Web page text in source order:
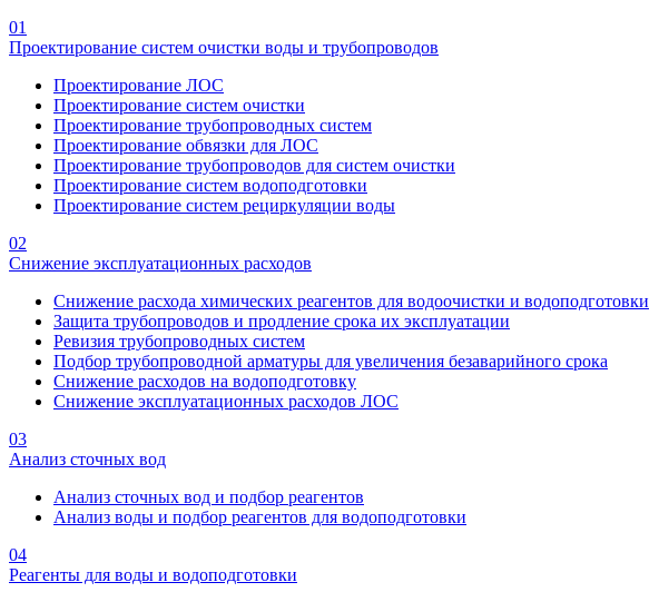
01
Проектирование систем очистки воды и трубопроводов
Проектирование ЛОС
Проектирование систем очистки
Проектирование трубопроводных систем
Проектирование обвязки для ЛОС
Проектирование трубопроводов для систем очистки
Проектирование систем водоподготовки
Проектирование систем рециркуляции воды
02
Снижение эксплуатационных расходов
Снижение расхода химических реагентов для водоочистки и водоподготовки
Защита трубопроводов и продление срока их эксплуатации
Ревизия трубопроводных систем
Подбор трубопроводной арматуры для увеличения безаварийного срока
Снижение расходов на водоподготовку
Снижение эксплуатационных расходов ЛОС
03
Анализ сточных вод
Анализ сточных вод и подбор реагентов
Анализ воды и подбор реагентов для водоподготовки
04
Реагенты для воды и водоподготовки